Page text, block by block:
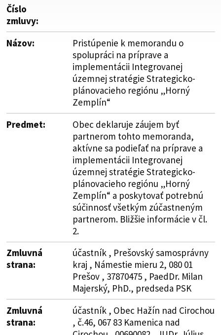
Číslo
zmluvy:
Názov:
Pristúpenie k memorandu o
spolupráci na príprave a
implementácii Integrovanej
územnej stratégie Strategicko-
plánovacieho regiónu „Horný
Zemplín“
Predmet:
Obec deklaruje záujem byť
partnerom tohto memoranda,
aktívne sa podieľať na príprave a
implementácii Integrovanej
územnej stratégie Strategicko-
plánovacieho regiónu „Horný
Zemplín“ a poskytovať potrebnú
súčinnosť všetkým zúčastneným
partnerom. Bližšie informácie v čl.
2.
Zmluvná
strana:
účastník , Prešovský samosprávny
kraj , Námestie mieru 2, 080 01
Prešov , 37870475 , PaedDr. Milan
Majerský, PhD., predseda PSK
Zmluvná
strana:
účastník , Obec Hažín nad Cirochou
, č.46, 067 83 Kamenica nad